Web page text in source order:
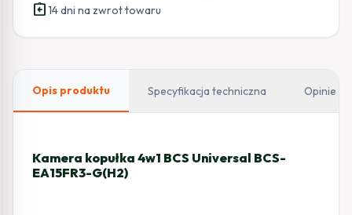
assignment_return14 dni na zwrot towaru
Opis produktu Specyfikacja techniczna Opinie
Kamera kopułka 4w1 BCS Universal BCS-
EA15FR3-G(H2)